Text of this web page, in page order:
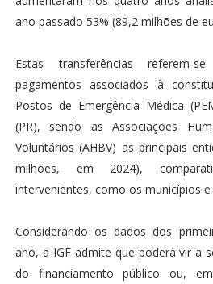
ano passado 53% (89,2 milhões de
Estas transferências referem-
pagamentos associados à
Postos de Emergência Médica
(PR), sendo as Associações
Voluntários (AHBV) as principais
milhões, em 2024),
intervenientes, como os municípios e
Considerando os dados dos
ano, a IGF admite que poderá vir a
do financiamento público ou,